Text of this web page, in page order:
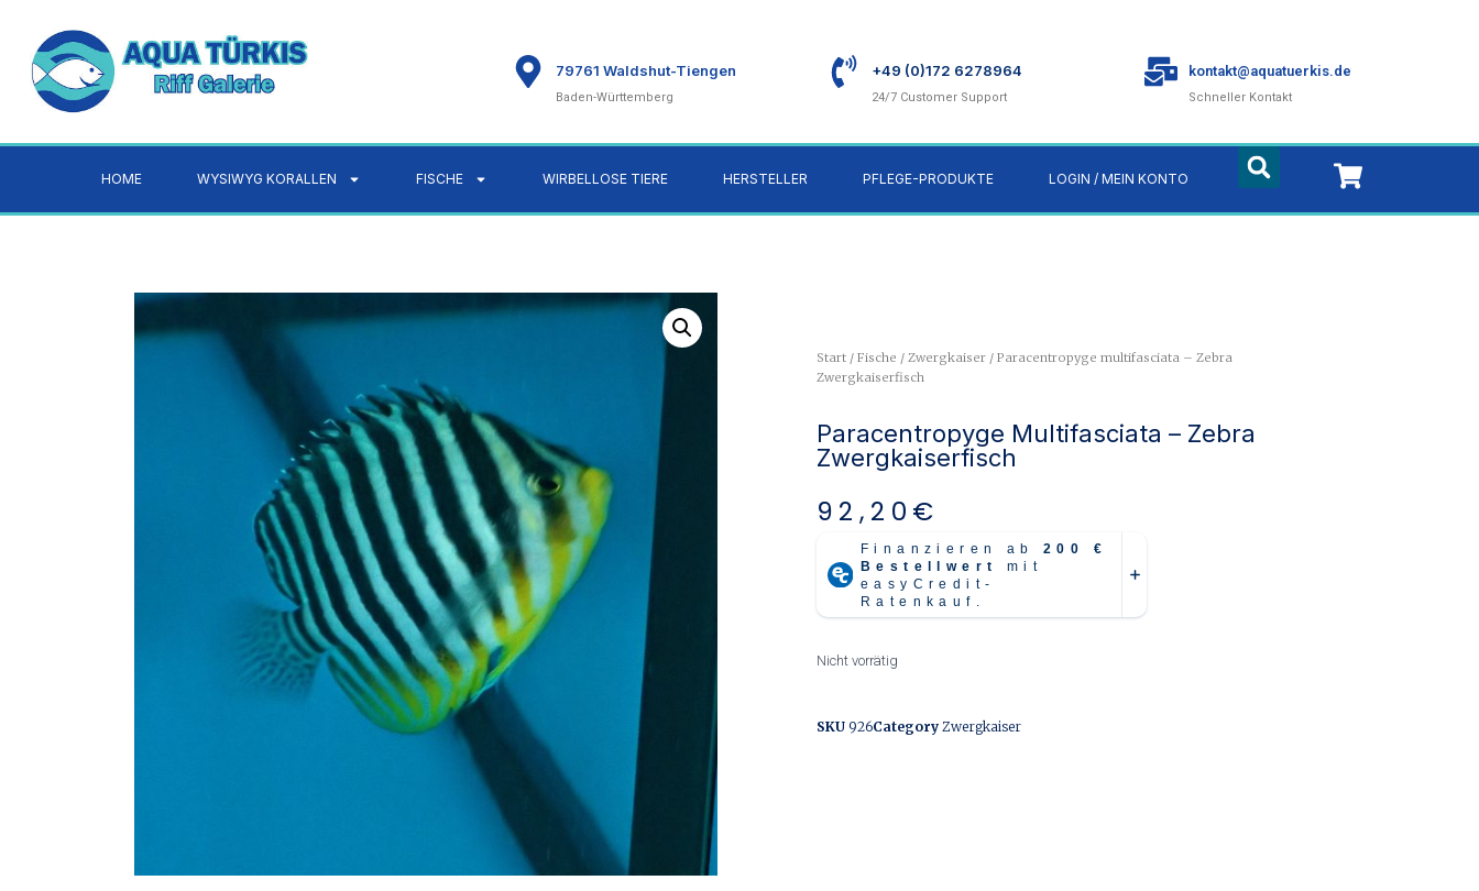
79761 Waldshut-Tiengen
Baden-Württemberg
+49 (0)172 6278964
24/7 Customer Support
kontakt@aquatuerkis.de
Schneller Kontakt
HOME WYSIWYG KORALLEN FISCHE WIRBELLOSE TIERE HERSTELLER PFLEGE-PRODUKTE LOGIN / MEIN KONTO
Start / Fische / Zwergkaiser / Paracentropyge multifasciata – Zebra
Zwergkaiserfisch
Paracentropyge Multifasciata – Zebra
Zwergkaiserfisch
92,20 €
Nicht vorrätig
SKU 926Category Zwergkaiser